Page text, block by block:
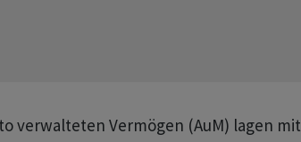
verwalteten Vermögen (AuM) lagen mit